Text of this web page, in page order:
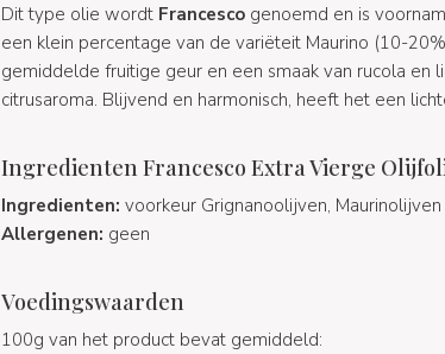
Dit type olie wordt Francescogenoemd en is
een klein percentage van de variëteit Maurino (10-
gemiddelde fruitige geur en een smaak van rucola
citrusaroma. Blijvend en harmonisch, heeft het een
Ingredienten Francesco Extra Vierge
Ingredienten: voorkeur Grignanoolijven,
Allergenen: geen
Voedingswaarden
100g van het product bevat gemiddeld: